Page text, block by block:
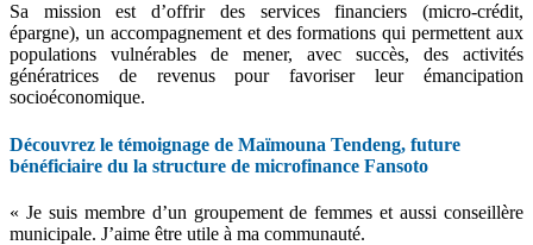
Sa mission est d’offrir des services financiers (micro-crédit,
épargne), un accompagnement et des formations qui permettent aux
populations vulnérables de mener, avec succès, des activités
génératrices de revenus pour favoriser leur émancipation
socioéconomique.
Découvrez le témoignage de Maïmouna Tendeng, future
bénéficiaire du la structure de microfinance Fansoto
« Je suis membre d’un groupement de femmes et aussi conseillère
municipale. J’aime être utile à ma communauté.